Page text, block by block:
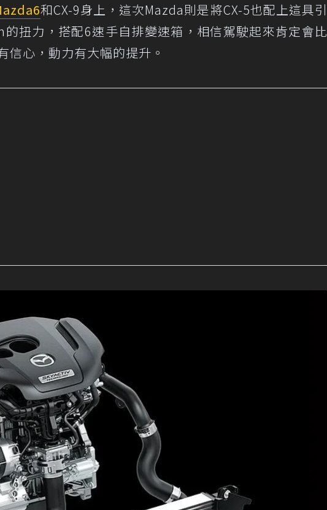
和CX-9身上，這次Mazda則是將CX-5也配上這具引
扭力，搭配6速手自排變速箱，相信駕駛起來肯定會比
信心，動力有大幅的提升。